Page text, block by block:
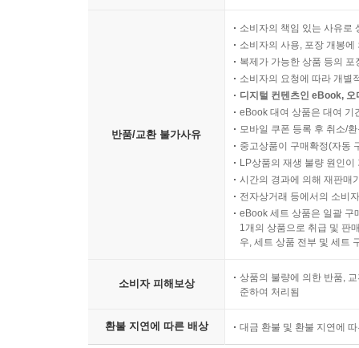
반품/교환 불가사유
소비자의 책임 있는 사유로
소비자의 사용, 포장 개봉
복제가 가능한 상품 등의
소비자의 요청에 따라 개별
디지털 컨텐츠인 eBook,
eBook 대여 상품은 대여 기
모바일 쿠폰 등록 후 취소/
중고상품이 구매확정(자동
LP상품의 재생 불량 원인
시간의 경과에 의해 재판매
전자상거래 등에서의 소비
eBook 세트 상품은 일괄 구
1개의 상품으로 취급 및 판
우, 세트 상품 전부 및 세트
소비자 피해보상
상품의 불량에 의한 반품,
준하여 처리됨
환불 지연에 따른 배상 대금 환불 및 환불 지연에